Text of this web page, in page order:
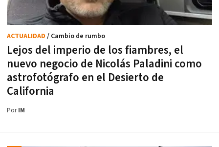
Lejos del imperio de los fiambres, el
nuevo negocio de Nicolás Paladini como
astrofotógrafo en el Desierto de
California
ACTUALIDAD / Cambio de rumbo
PorIM